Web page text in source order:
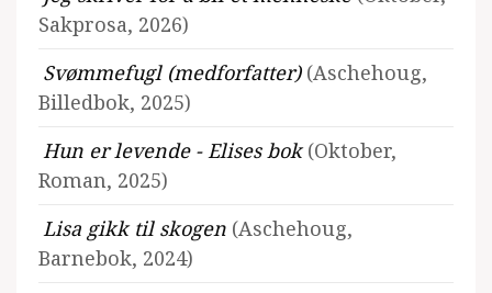
Sakprosa, 2026)
Svømmefugl (medforfatter) (Aschehoug,
Billedbok, 2025)
Hun er levende - Elises bok(Oktober,
Roman, 2025)
Lisa gikk til skogen (Aschehoug,
Barnebok, 2024)